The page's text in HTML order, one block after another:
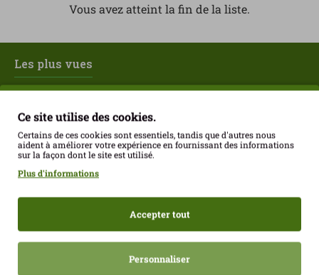
Vous avez atteint la fin de la liste.
Les plus vues
Craquelins Keto Xia 60 g Joice Foods ECO Framboises enrobées de chocolat au lait Franui 150 g Sans gluten
Ce site utilise des cookies.
Certains de ces cookies sont essentiels, tandis que d'autres nous
aident à améliorer votre expérience en fournissant des informations
sur la façon dont le site est utilisé.
Plus d'informations
Accepter tout
Personnaliser